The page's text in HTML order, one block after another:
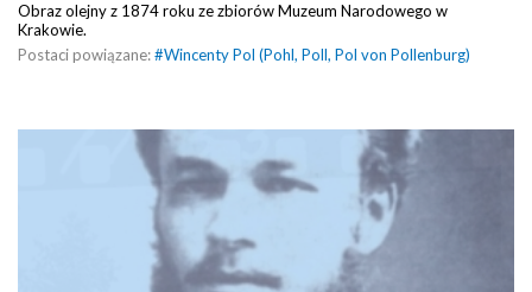
Obraz olejny z 1874 roku ze zbiorów Muzeum Narodowego w
Krakowie.
Postaci powiązane:#Wincenty Pol (Pohl, Poll, Pol von Pollenburg)